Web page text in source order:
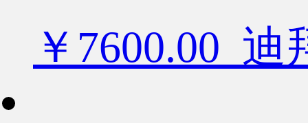
￥7600.00